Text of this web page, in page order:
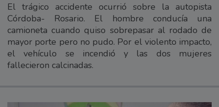
El trágico accidente ocurrió sobre la autopista
Córdoba- Rosario. El hombre conducía una
camioneta cuando quiso sobrepasar al rodado de
mayor porte pero no pudo. Por el violento impacto,
el vehículo se incendió y las dos mujeres
fallecieron calcinadas.